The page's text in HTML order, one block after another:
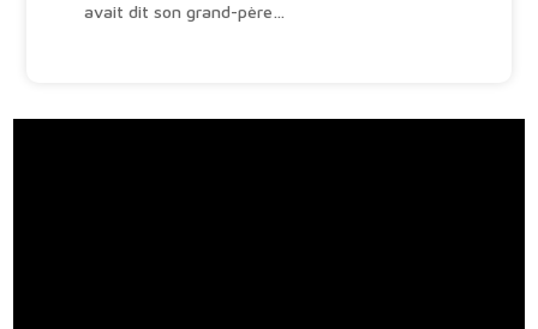
avait dit son grand-père…